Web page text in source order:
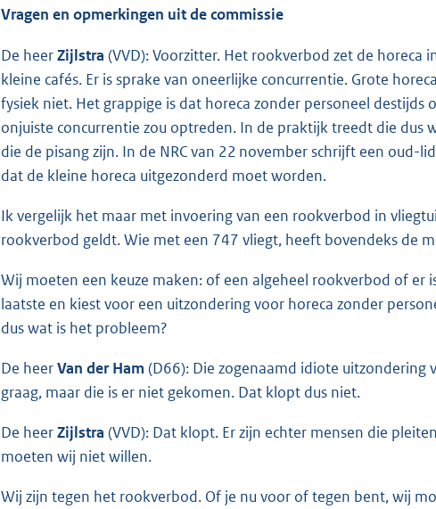
Vragen en opmerkingen uit de commissie
De heerZijlstra (VVD): Voorzitter. Het rookverbod zet de
kleine cafés. Er is sprake van oneerlijke concurrentie. Grote
fysiek niet. Het grappige is dat horeca zonder personeel
onjuiste concurrentie zou optreden. In de praktijk treedt die dus
die de pisang zijn. In de NRC van 22 november schrijft een oud-
dat de kleine horeca uitgezonderd moet worden.
Ik vergelijk het maar met invoering van een rookverbod in
rookverbod geldt. Wie met een 747 vliegt, heeft bovendeks de
Wij moeten een keuze maken: of een algeheel rookverbod of er
laatste en kiest voor een uitzondering voor horeca zonder
dus wat is het probleem?
De heerVan der Ham (D66): Die zogenaamd idiote uitzondering
graag, maar die is er niet gekomen. Dat klopt dus niet.
De heerZijlstra (VVD): Dat klopt. Er zijn echter mensen die
moeten wij niet willen.
Wij zijn tegen het rookverbod. Of je nu voor of tegen bent, wij